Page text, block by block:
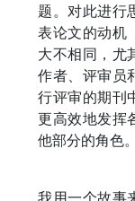
题。对此进行
表论文的动机
大不相同，尤
作者、评审员
行评审的期刊
更高效地发挥
他部分的角色。